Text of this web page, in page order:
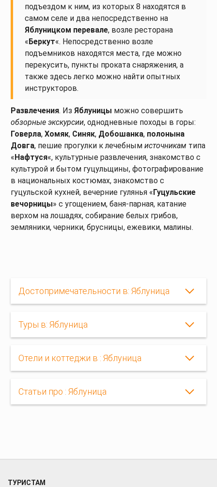
подъездом к ним, из которых 8 находятся в
самом селе и два непосредственно на
Яблуницком перевале, возле ресторана
«Беркут«. Непосредственно возле
подъемников находятся места, где можно
перекусить, пункты проката снаряжения, а
также здесь легко можно найти опытных
инструкторов.
Развлечения. Из Яблуницы можно совершить
обзорные экскурсии, однодневные походы в горы:
Говерла,Хомяк, Синяк, Добошанка, полонына
Довга, пешие прогулки к лечебнымисточникам типа
«Нафтуся«, культурные развлечения, знакомство с
культурой и бытом гуцульщины, фотографирование
в национальных костюмах, знакомство с
гуцульской кухней, вечерние гулянья «Гуцульские
вечорницы» с угощением, баня-парная, катание
верхом на лошадях, собирание белых грибов,
земляники, черники, брусницы, ежевики, малины.
Достопримечательности в: Яблуница
Туры в: Яблуница
Отели и коттеджи в : Яблуница
Статьи про : Яблуница
ТУРИСТАМ